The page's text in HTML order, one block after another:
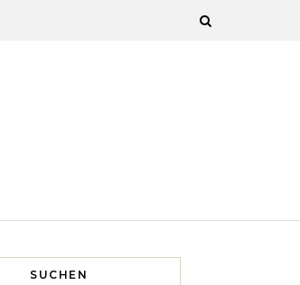
SUCHEN